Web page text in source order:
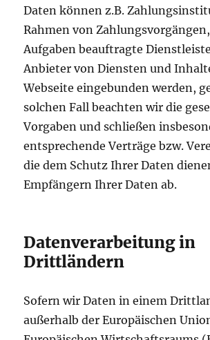
Daten können z.B.
Rahmen von
Aufgaben beauftragte
Anbieter von Diensten und
Webseite eingebunden werden,
solchen Fall beachten wir die
Vorgaben und schließen
entsprechende Verträge bzw.
die dem Schutz Ihrer Daten
Empfängern Ihrer Daten ab.
Datenverarbeitung in
Drittländern
Sofern wir Daten in einem
außerhalb der Europäischen